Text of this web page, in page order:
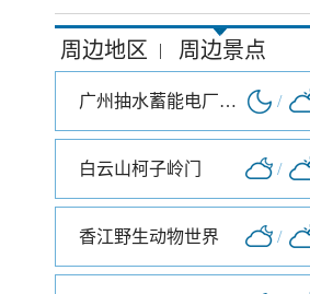
周边地区 | 周边景点
广州抽水蓄能电厂旅游度假区 /
白云山柯子岭门 /
香江野生动物世界 /